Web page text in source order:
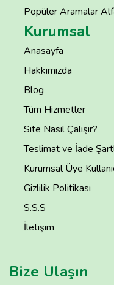
Popüler Aramalar
Kurumsal
Anasayfa
Hakkımızda
Blog
Tüm Hizmetler
Site Nasıl Çalışır?
Teslimat ve İade
Kurumsal Üye
Gizlilik Politikası
S.S.S
İletişim
Bize Ulaşın